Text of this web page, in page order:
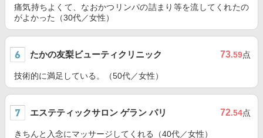
痛気持ちよくて、なおかつリンパの詰まり等を流してくれたの
がよかった（30代／女性）
たかの友梨ビューティクリニック 73.59点
技術的に満足している。（50代／女性）
エステティックサロン ゲラン パリ 72.54点
きちんと入念にマッサージしてくれる（40代／女性）